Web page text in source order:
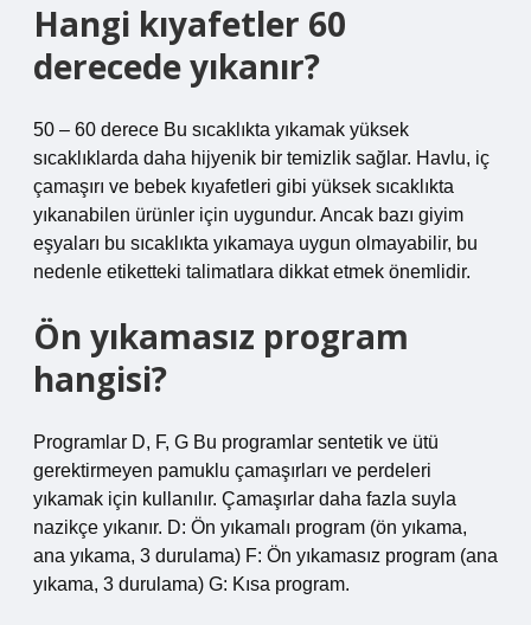
Hangi kıyafetler 60
derecede yıkanır?
50 – 60 derece Bu sıcaklıkta yıkamak yüksek
sıcaklıklarda daha hijyenik bir temizlik sağlar. Havlu, iç
çamaşırı ve bebek kıyafetleri gibi yüksek sıcaklıkta
yıkanabilen ürünler için uygundur. Ancak bazı giyim
eşyaları bu sıcaklıkta yıkamaya uygun olmayabilir, bu
nedenle etiketteki talimatlara dikkat etmek önemlidir.
Ön yıkamasız program
hangisi?
Programlar D, F, G Bu programlar sentetik ve ütü
gerektirmeyen pamuklu çamaşırları ve perdeleri
yıkamak için kullanılır. Çamaşırlar daha fazla suyla
nazikçe yıkanır. D: Ön yıkamalı program (ön yıkama,
ana yıkama, 3 durulama) F: Ön yıkamasız program (ana
yıkama, 3 durulama) G: Kısa program.